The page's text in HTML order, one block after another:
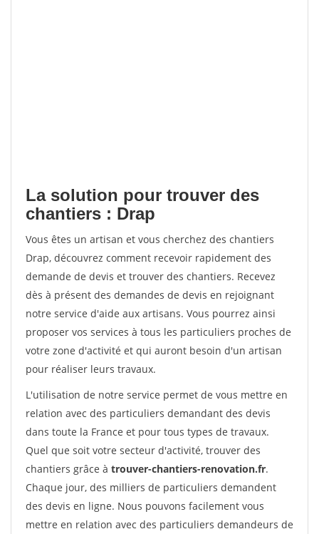
La solution pour trouver des
chantiers : Drap
Vous êtes un artisan et vous cherchez des chantiers
Drap, découvrez comment recevoir rapidement des
demande de devis et trouver des chantiers. Recevez
dès à présent des demandes de devis en rejoignant
notre service d'aide aux artisans. Vous pourrez ainsi
proposer vos services à tous les particuliers proches de
votre zone d'activité et qui auront besoin d'un artisan
pour réaliser leurs travaux.
L'utilisation de notre service permet de vous mettre en
relation avec des particuliers demandant des devis
dans toute la France et pour tous types de travaux.
Quel que soit votre secteur d'activité, trouver des
chantiers grâce à trouver-chantiers-renovation.fr.
Chaque jour, des milliers de particuliers demandent
des devis en ligne. Nous pouvons facilement vous
mettre en relation avec des particuliers demandeurs de